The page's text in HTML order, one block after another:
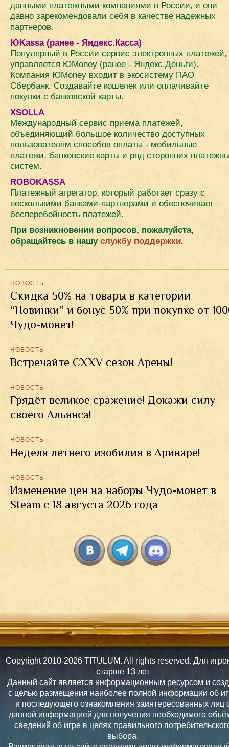
данными платежными компаниями в России, и они
давно зарекомендовали себя в качестве надежных
партнеров.
ЮKassa (ранее - Яндекс.Касса)
Популярный в России сервис электронных платежей,
управляется ЮМоney (ранее - Яндекс.Деньги).
Компания ЮМоney входит в экосистему ПАО
Сбербанк. Создавайте кошелек или оплачивайте
покупки с банковской карты.
XSOLLA
Международный сервис приема платежей,
объединяющий большое количество доступных
пользователям способов оплаты - мобильные
платежи, банковские карты и ряд сторонних
систем.
ROBOKASSA
Платежный агрегатор, который работает сразу с
несколькими банками-партнерами и обеспечивает
бесперебойность платежей.
При возникновении вопросов, пожалуйста,
обращайтесь в нашу службу поддержки.
НОВОСТЬ
Скидка 50% на товары в категории
“Новинки” и бонус 50% при покупке от
Чудо-монет!
НОВОСТЬ
Встречайте CXXV сезон Арены!
НОВОСТЬ
Грядёт великое сражение! Докажи силу
своего Альянса!
НОВОСТЬ
Неделя летнего изобилия в Аринаре!
НОВОСТЬ
Изменение цен на наборы Чудо-монет в
Steam с 18 августа 2026 года
Copyright 2010-2026 TITULUM. All rights reserved. Для
старше 13 лет
Данный сайт является информационным ресурсом и
с целью размещения наиболее полной информации об
и последующего ознакомления заинтересованных лиц
данной информацией для получения необходимого
сведений об игре в целях правильного
выбора.